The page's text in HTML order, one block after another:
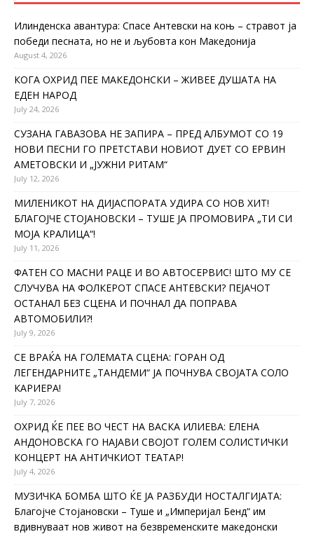
Илинденска авантура: Спасе Антевски на коњ – стравот ја
победи песната, но не и љубовта кон Македонија
August 4, 2026
КОГА ОХРИД ПЕЕ МАКЕДОНСКИ – ЖИВЕЕ ДУШАТА НА
ЕДЕН НАРОД
July 24, 2026
СУЗАНА ГАВАЗОВА НЕ ЗАПИРА – ПРЕД АЛБУМОТ СО 19
НОВИ ПЕСНИ ГО ПРЕТСТАВИ НОВИОТ ДУЕТ СО ЕРВИН
АМЕТОВСКИ И „ЈУЖНИ РИТАМ“
July 12, 2026
МИЛЕНИКОТ НА ДИЈАСПОРАТА УДИРА СО НОВ ХИТ!
БЛАГОЈЧЕ СТОЈАНОВСКИ – ТУШЕ ЈА ПРОМОВИРА „ТИ СИ
МОЈА КРАЛИЦА“!
July 11, 2026
ФАТЕН СО МАСНИ РАЦЕ И ВО АВТОСЕРВИС! ШТО МУ СЕ
СЛУЧУВА НА ФОЛКЕРОТ СПАСЕ АНТЕВСКИ? ПЕЈАЧОТ
ОСТАНАЛ БЕЗ СЦЕНА И ПОЧНАЛ ДА ПОПРАВА
АВТОМОБИЛИ?!
July 9, 2026
СЕ ВРАЌА НА ГОЛЕМАТА СЦЕНА: ГОРАН ОД
ЛЕГЕНДАРНИТЕ „ТАНДЕМИ“ ЈА ПОЧНУВА СВОЈАТА СОЛО
КАРИЕРА!
July 7, 2026
ОХРИД ЌЕ ПЕЕ ВО ЧЕСТ НА ВАСКА ИЛИЕВА: ЕЛЕНА
АНДОНОВСКА ГО НАЈАВИ СВОЈОТ ГОЛЕМ СОЛИСТИЧКИ
КОНЦЕРТ НА АНТИЧКИОТ ТЕАТАР!
July 4, 2026
МУЗИЧКА БОМБА ШТО ЌЕ ЈА РАЗБУДИ НОСТАЛГИЈАТА:
Благојче Стојановски – Туше и „Империјал Бенд“ им
вдивнуваат нов живот на безвременските македонски